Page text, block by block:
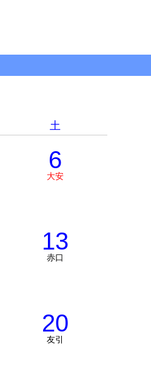
土
6
大安
13
赤口
20
友引